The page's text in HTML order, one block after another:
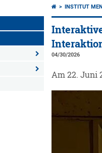
INSTITUT
04/30/2026
Am 22. Juni